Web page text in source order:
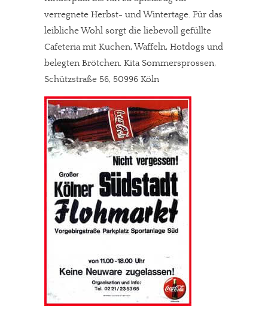
verregnete Herbst- und Wintertage. Für das
leibliche Wohl sorgt die liebevoll gefüllte
Cafeteria mit Kuchen, Waffeln, Hotdogs und
belegten Brötchen. Kita Sommersprossen,
Schützstraße 56, 50996 Köln